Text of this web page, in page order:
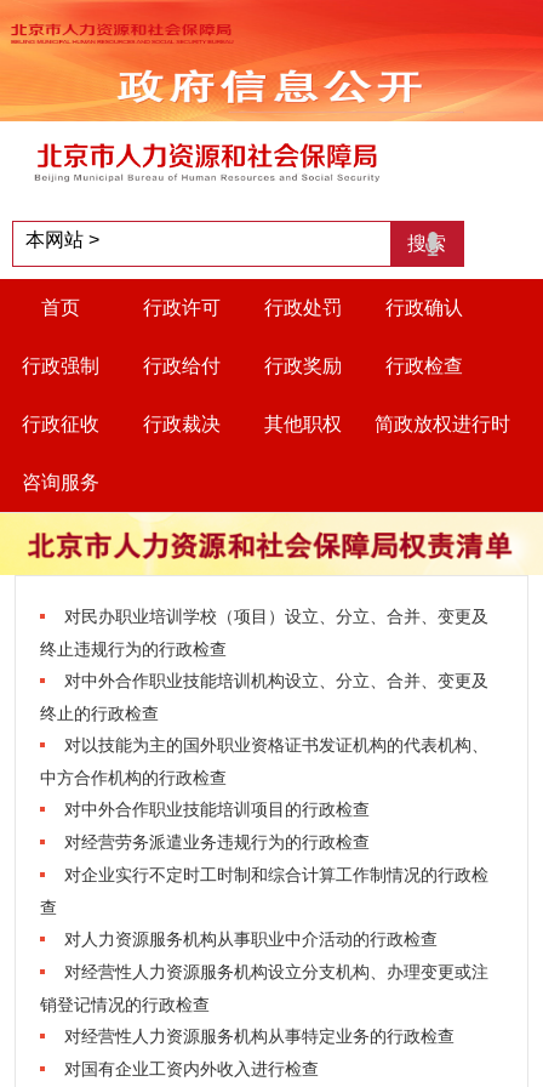
首页 行政许可 行政处罚 行政确认
行政强制 行政给付 行政奖励 行政检查
行政征收 行政裁决 其他职权 简政放权进行时
咨询服务
对民办职业培训学校（项目）设立、分立、合并、变更及
终止违规行为的行政检查
对中外合作职业技能培训机构设立、分立、合并、变更及
终止的行政检查
对以技能为主的国外职业资格证书发证机构的代表机构、
中方合作机构的行政检查
对中外合作职业技能培训项目的行政检查
对经营劳务派遣业务违规行为的行政检查
对企业实行不定时工时制和综合计算工作制情况的行政检
查
对人力资源服务机构从事职业中介活动的行政检查
对经营性人力资源服务机构设立分支机构、办理变更或注
销登记情况的行政检查
对经营性人力资源服务机构从事特定业务的行政检查
对国有企业工资内外收入进行检查